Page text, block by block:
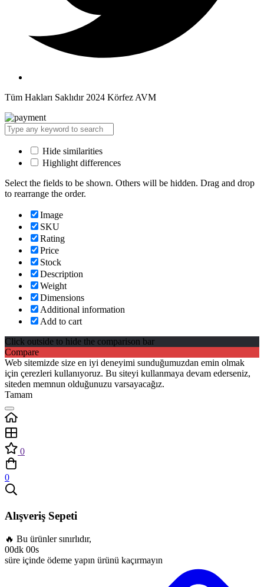
Tüm Hakları Saklıdır 2024 Körfez AVM
Hide similarities
Highlight differences
Select the fields to be shown. Others will be hidden. Drag and drop
to rearrange the order.
Image
SKU
Rating
Price
Stock
Description
Weight
Dimensions
Additional information
Add to cart
Click outside to hide the comparison bar
Compare
Web sitemizde size en iyi deneyimi sunduğumuzdan emin olmak
için çerezleri kullanıyoruz. Bu siteyi kullanmaya devam ederseniz,
siteden memnun olduğunuzu varsayacağız.
Tamam
0
0
Alışveriş Sepeti
🔥 Bu ürünler sınırlıdır,
00dk 00s
süre içinde ödeme yapın ürünü kaçırmayın